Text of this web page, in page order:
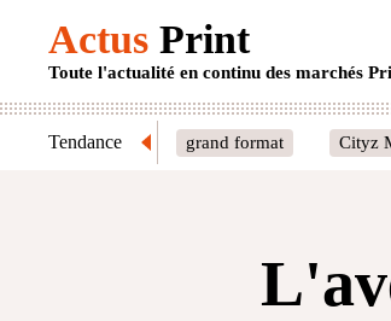
Actus Print
Toute l'actualité en continu des marchés
Tendance grand format Cityz